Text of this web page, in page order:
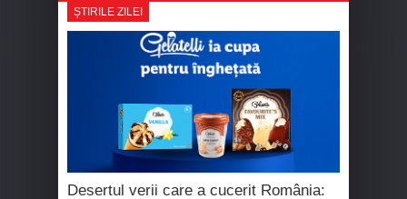
ȘTIRILE ZILEI
Desertul verii care a cucerit România: